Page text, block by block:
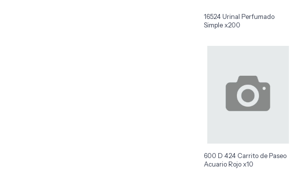
16524 Urinal Perfumado
Simple x200
600 D 424 Carrito de Paseo
Acuario Rojo x10